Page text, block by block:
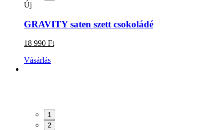
Új
GRAVITY saten szett csokoládé
18 990 Ft
Vásárlás
1
2